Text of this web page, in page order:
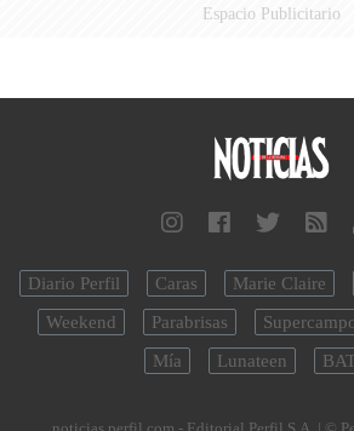
Espacio Publicitario
Diario Perfil Caras Marie Claire
Weekend
Parabrisas
Mía
Lunateen